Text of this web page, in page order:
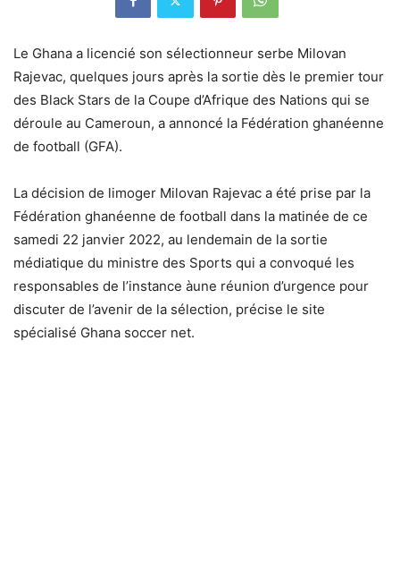
Le Ghana a licencié son sélectionneur serbe Milovan
Rajevac, quelques jours après la sortie dès le premier tour
des Black Stars de la Coupe d’Afrique des Nations qui se
déroule au Cameroun, a annoncé la Fédération ghanéenne
de football (GFA).
La décision de limoger Milovan Rajevac a été prise par la
Fédération ghanéenne de football dans la matinée de ce
samedi 22 janvier 2022, au lendemain de la sortie
médiatique du ministre des Sports qui a convoqué les
responsables de l’instance àune réunion d’urgence pour
discuter de l’avenir de la sélection, précise le site
spécialisé Ghana soccer net.